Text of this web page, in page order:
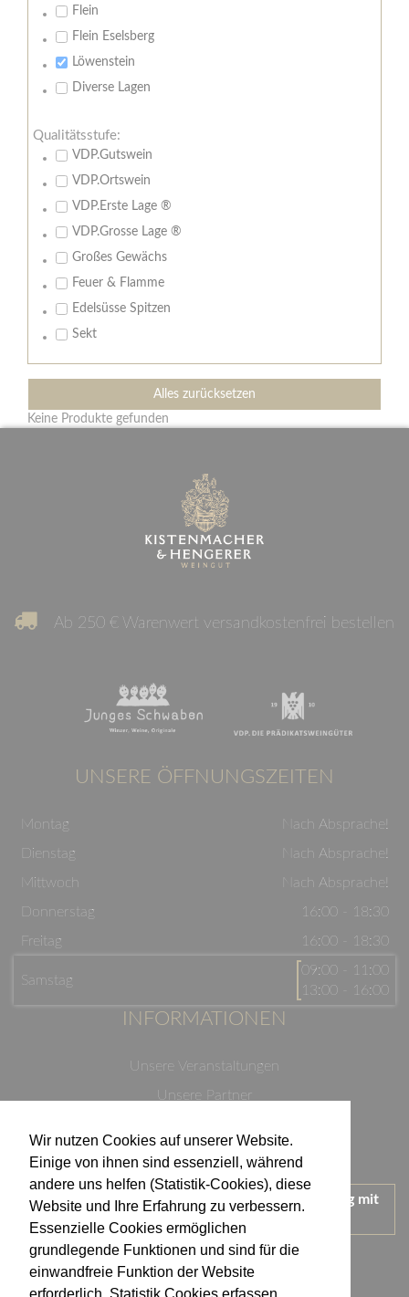
Wir nutzen Cookies auf unserer Website.
Einige von ihnen sind essenziell, während
andere uns helfen (Statistik-Cookies), diese
Website und Ihre Erfahrung zu verbessern.
Essenzielle Cookies ermöglichen
grundlegende Funktionen und sind für die
einwandfreie Funktion der Website
Flein
Flein Eselsberg
Löwenstein
Diverse Lagen
Qualitätsstufe:
VDP.Gutswein
VDP.Ortswein
VDP.Erste Lage ®
VDP.Grosse Lage ®
Großes Gewächs
Feuer & Flamme
Edelsüsse Spitzen
Sekt
Alles zurücksetzen
Keine Produkte gefunden
Ab 250 € Warenwert versandkostenfrei bestellen
UNSERE ÖFFNUNGSZEITEN
Montag
Nach Absprache!
Dienstag
Nach Absprache!
Mittwoch
Nach Absprache!
Donnerstag
16:00 - 18:30
Freitag
16:00 - 18:30
Samstag
09:00 - 11:00
13:00 - 16:00
INFORMATIONEN
Unsere Veranstaltungen
Unsere Partner
Impressum
Wir treten für einen verantwortungsvollen Umgang mit
Alkohol ein.
KONTAKT